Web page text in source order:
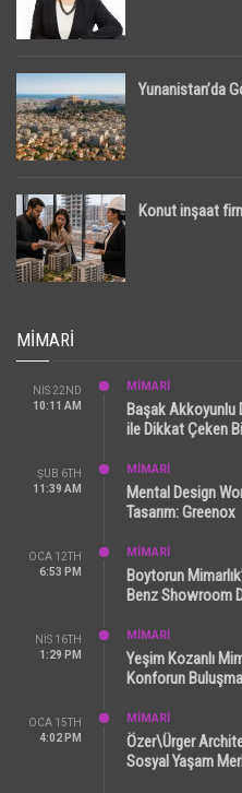
Yunanistan’da
Konut inşaat
MIMARI
NIS 22ND
10:11 AM
MİMARİ
Başak Akkoyunlu
ile Dikkat Çeken
ŞUB 6TH
11:39 AM
MİMARİ
Mental Design
Tasarım: Greenox
OCA 12TH
6:53 PM
MİMARİ
Boytorun
Benz Showroom
NIS 16TH
1:29 PM
MİMARİ
Yeşim Kozanlı
Konforun
OCA 15TH
4:02 PM
MİMARİ
Özer\Ürger
Sosyal Yaşam